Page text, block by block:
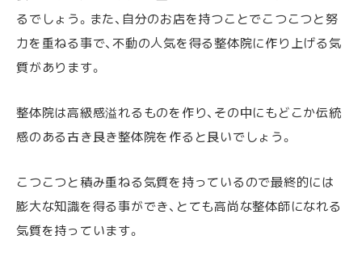
るでしょう。また、自分のお店を持つことでこつこつと努
力を重ねる事で、不動の人気を得る整体院に作り上げる気
質があります。
整体院は高級感溢れるものを作り、その中にもどこか伝統
感のある古き良き整体院を作ると良いでしょう。
こつこつと積み重ねる気質を持っているので最終的には
膨大な知識を得る事ができ、とても高尚な整体師になれる
気質を持っています。